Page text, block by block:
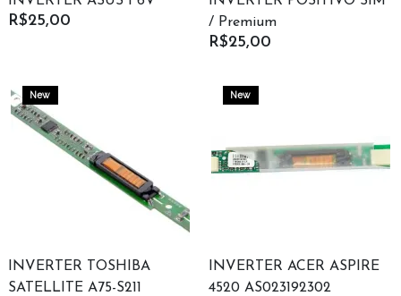
R$25,00
/ Premium
R$25,00
New
INVERTER TOSHIBA
SATELLITE A75-S211
New
INVERTER ACER ASPIRE
4520 AS023192302